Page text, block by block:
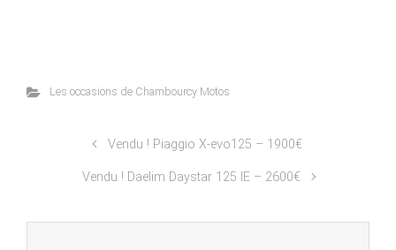
Les occasions de Chambourcy Motos
Vendu ! Piaggio X-evo125 – 1900€
Vendu ! Daelim Daystar 125 IE – 2600€